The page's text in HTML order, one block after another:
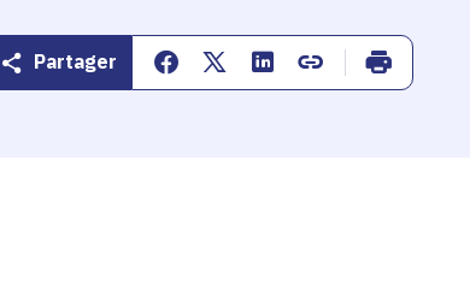
Partager Partager sur Facebook
Partager sur Twitter
Partager sur Linkedin
Copier dans le
Imprimer